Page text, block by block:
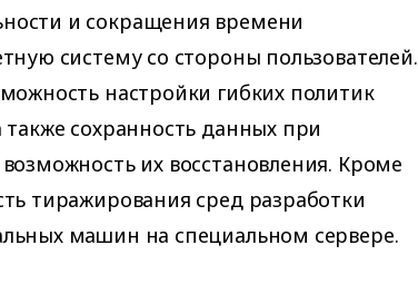
и сокращения времени
систему со стороны пользователей.
настройки гибких политик
сохранность данных при
их восстановления. Кроме
тиражирования сред разработки
машин на специальном сервере.